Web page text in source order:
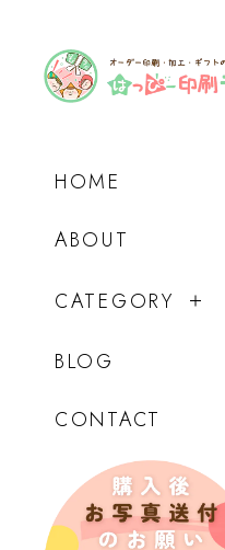
HOME
ABOUT
CATEGORY
BLOG
CONTACT